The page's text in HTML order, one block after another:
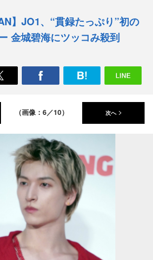
e
】JO1、“貫録たっぷり”初の
金城碧海にツッコみ殺到
（画像：6／10） 次へ